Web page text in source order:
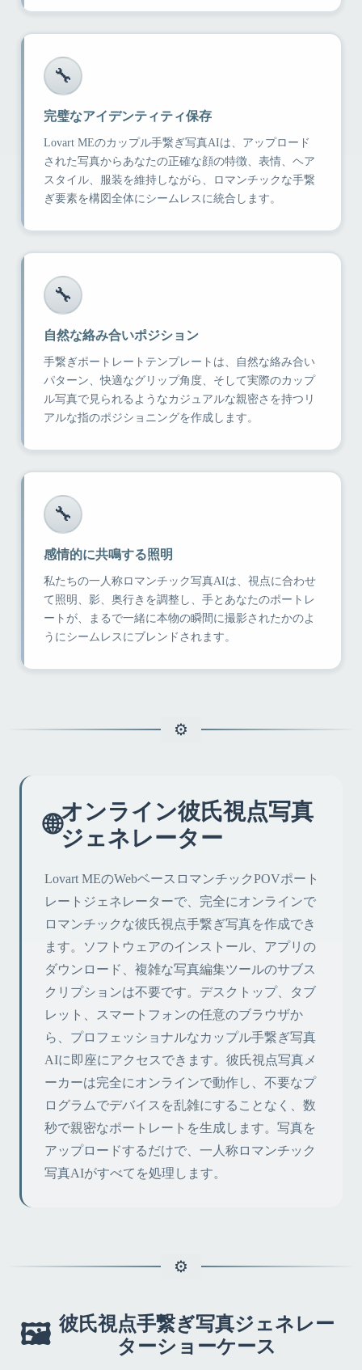
🔧
完璧なアイデンティティ保存
Lovart MEのカップル手繋ぎ写真AIは、アップロード
された写真からあなたの正確な顔の特徴、表情、ヘア
スタイル、服装を維持しながら、ロマンチックな手繋
ぎ要素を構図全体にシームレスに統合します。
🔧
自然な絡み合いポジション
手繋ぎポートレートテンプレートは、自然な絡み合い
パターン、快適なグリップ角度、そして実際のカップ
ル写真で見られるようなカジュアルな親密さを持つリ
アルな指のポジショニングを作成します。
🔧
感情的に共鳴する照明
私たちの一人称ロマンチック写真AIは、視点に合わせ
て照明、影、奥行きを調整し、手とあなたのポートレ
ートが、まるで一緒に本物の瞬間に撮影されたかのよ
うにシームレスにブレンドされます。
🌐オンライン彼氏視点写真
ジェネレーター
Lovart MEのWebベースロマンチックPOVポート
レートジェネレーターで、完全にオンラインで
ロマンチックな彼氏視点手繋ぎ写真を作成でき
ます。ソフトウェアのインストール、アプリの
ダウンロード、複雑な写真編集ツールのサブス
クリプションは不要です。デスクトップ、タブ
レット、スマートフォンの任意のブラウザか
ら、プロフェッショナルなカップル手繋ぎ写真
AIに即座にアクセスできます。彼氏視点写真メ
ーカーは完全にオンラインで動作し、不要なプ
ログラムでデバイスを乱雑にすることなく、数
秒で親密なポートレートを生成します。写真を
アップロードするだけで、一人称ロマンチック
写真AIがすべてを処理します。
🖼️ 彼氏視点手繋ぎ写真ジェネレー
ターショーケース